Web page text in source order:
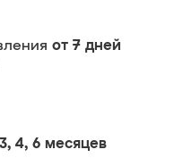
от 7 дней
4, 6 месяцев